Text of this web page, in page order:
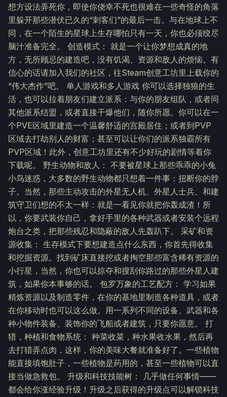
想方设法弄死你，即使你侥幸不死也很难在一些奇怪的角落
里躲开那些潜伏已久的“刺客们”的最后一击。与在地球上不
同，在一个陌生的星球上生存哪怕只有一天，你也必须绞尽
脑汁准备完全。 创造模式： 就是一个让你梦想成真的地
方，无所顾忌的建造吧，没有饥渴、资源和敌人的烦恼。有
信心的话请加入我们的社区，往Steam创意工坊里上载你的
“伟大杰作”吧。 单人游戏和多人游戏 你可以选择独狼的生
活，也可以拉着朋友们建立派系：与你的朋友组队，或者同
其他派系结盟，或者直接干爆他们，随你所愿。你可以在一
个PVE区域里建造一个温馨舒适的宫殿居住；或者到PVP
区域去打劫别人的财富；甚至可以让你们的派系独霸所有
PVP区域！此外，创意工坊里还有不少好玩的剧情等着你
下载呢。 野生动物和敌人： 不要被星球上那些乖乖的小兔
小鸟迷惑，大多数的野生动物都只想着一件事：扭断你的脖
子。当然，那些主动攻击的外星无人机、外星人士兵、和建
筑守卫们想的不太一样：就是一看见你就把你轰成渣！所
以，你要武装你自己，拿好手里的各种武器或者安装个远程
炮台之类，把那些残忍和隐蔽的敌人先轰趴下。 采矿和资
源收集： 生存模式下要想建造点什么东西，你首先得收集
和挖掘资源。找到矿床直接挖或者掏空那些富含稀有资源的
小行星，当然，你也可以掠夺和搜刮你路过的那些外星人建
筑，如果你本事够的话。 包罗万象的工艺配方： 学习如果
精炼资源以及制造零件，在你的基地里制造各种道具，或者
在你移动时也可以这么做。用一系列不同的设备、武器和各
种小物件装备、装饰你的飞船或者建筑，只要你愿意。 打
猎，种植和食物系统： 种菜收菜，种水果收水果，然后再
去打猎弄点肉，这样，你的美味大餐就准备好了。一些植物
能直接填饱肚子，一些植物是药用的，甚至一些植物可以直
接当做急救包。 升级和科技技能树： 几乎做任何事情——
都会给你涨经验升级！升级之后获得的升级点可以解锁科技